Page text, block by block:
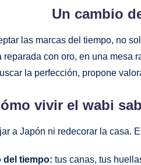
Un cambio
las marcas del tiempo, no
con oro, en una mesa
la perfección, propone
vivir el wabi
a Japón ni redecorar la casa.
del tiempo: tus canas, tus